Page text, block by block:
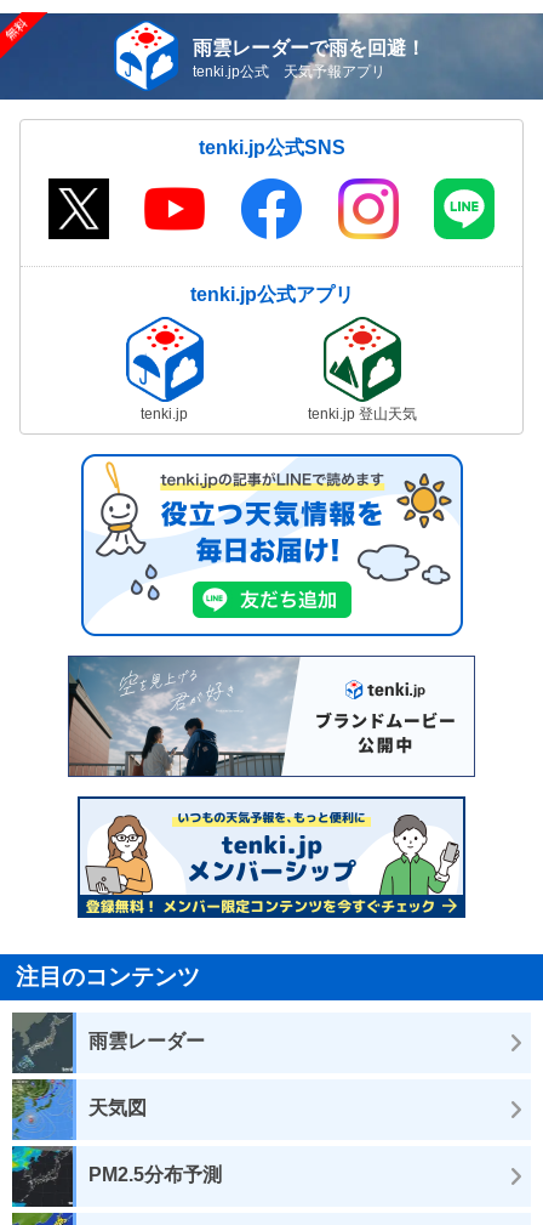
雨雲レーダーで雨を回避！
tenki.jp公式 天気予報アプリ
tenki.jp公式SNS
tenki.jp公式アプリ
tenki.jp tenki.jp 登山天気
注目のコンテンツ
雨雲レーダー
天気図
PM2.5分布予測